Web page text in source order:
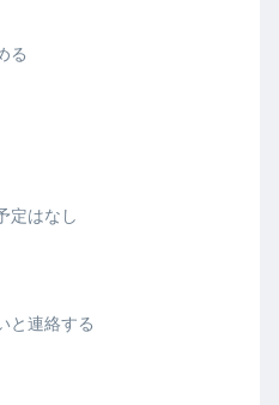
る
定はなし
と連絡する